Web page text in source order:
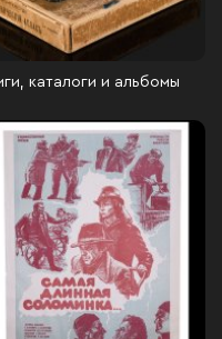
каталоги и альбомы